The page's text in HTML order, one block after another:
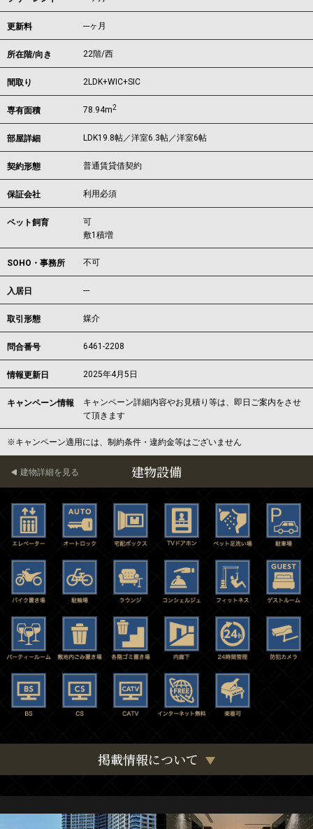
更新料 ---ヶ月
所在階/向き 22階/西
間取り 2LDK+WIC+SIC
専有面積 78.94m2
部屋詳細 LDK19.8帖／洋室6.3帖／洋室6帖
契約形態 普通賃貸借契約
保証会社 利用必須
ペット飼育
可
敷1積増
SOHO・事務所 不可
入居日 ---
取引形態 媒介
問合番号 6461-2208
情報更新日 2025年4月5日
キャンペーン情報
キャンペーン詳細内容やお見積り等は、即日ご案内をさせ
て頂きます
※キャンペーン適用には、制約条件・違約金等はございません
建物設備
建物詳細を見る
掲載情報について